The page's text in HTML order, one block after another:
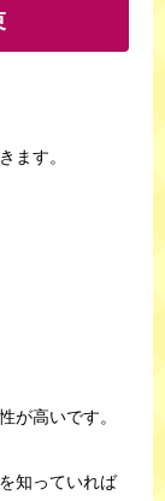
ます。
が高いです。
知っていれば